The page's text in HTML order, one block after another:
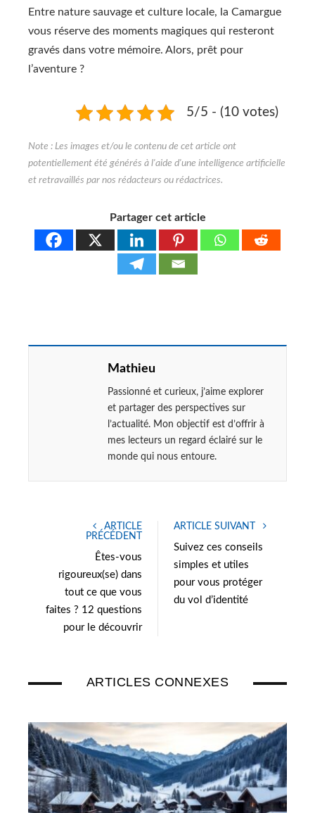
Entre nature sauvage et culture locale, la Camargue
vous réserve des moments magiques qui resteront
gravés dans votre mémoire. Alors, prêt pour
l’aventure ?
5/5 - (10 votes)
Partager cet article
Mathieu
Passionné et curieux, j’aime explorer
et partager des perspectives sur
l’actualité. Mon objectif est d’offrir à
mes lecteurs un regard éclairé sur le
monde qui nous entoure.
ARTICLE
PRÉCÉDENT
Êtes-vous
rigoureux(se) dans
tout ce que vous
faites ? 12 questions
pour le découvrir
ARTICLE SUIVANT
Suivez ces conseils
simples et utiles
pour vous protéger
du vol d’identité
ARTICLES CONNEXES